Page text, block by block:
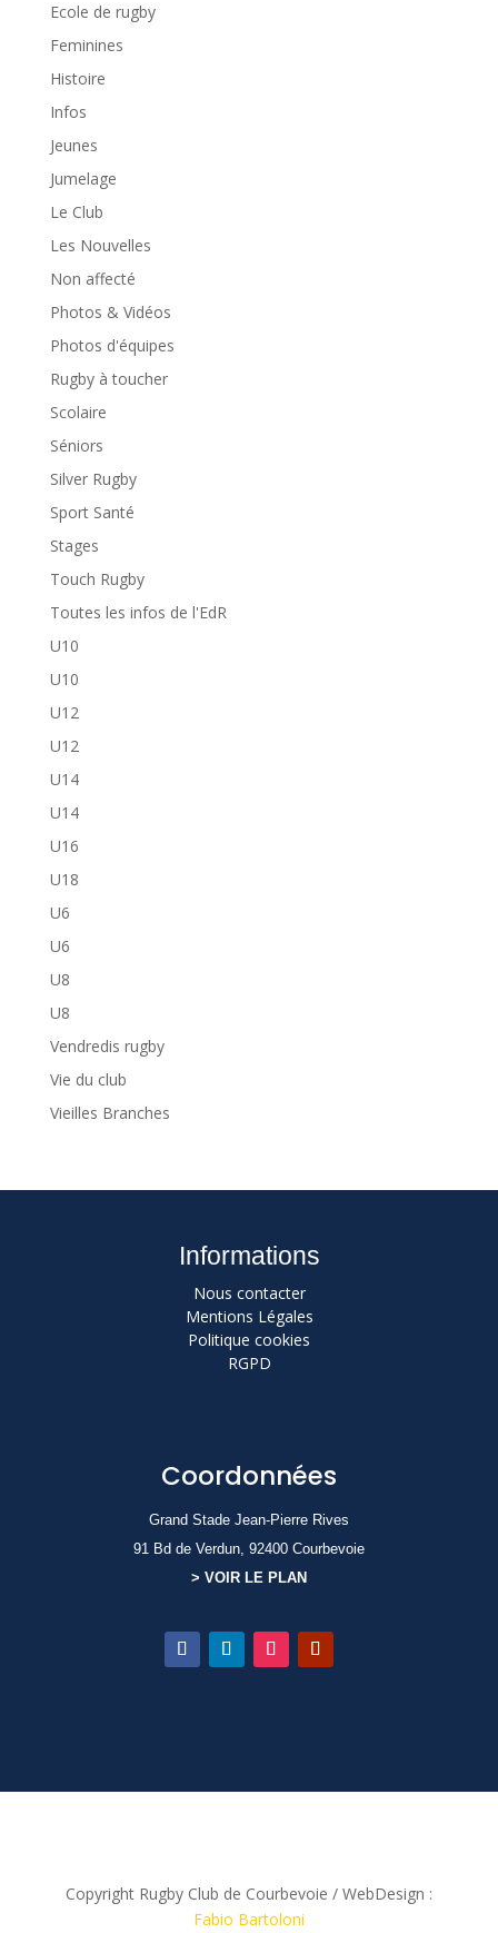
Ecole de rugby
Feminines
Histoire
Infos
Jeunes
Jumelage
Le Club
Les Nouvelles
Non affecté
Photos & Vidéos
Photos d'équipes
Rugby à toucher
Scolaire
Séniors
Silver Rugby
Sport Santé
Stages
Touch Rugby
Toutes les infos de l'EdR
U10
U10
U12
U12
U14
U14
U16
U18
U6
U6
U8
U8
Vendredis rugby
Vie du club
Vieilles Branches
Informations
Nous contacter
Mentions Légales
Politique cookies
RGPD
Coordonnées
Grand Stade Jean-Pierre Rives
91 Bd de Verdun, 92400 Courbevoie
> VOIR LE PLAN
Copyright Rugby Club de Courbevoie / WebDesign :
Fabio Bartoloni